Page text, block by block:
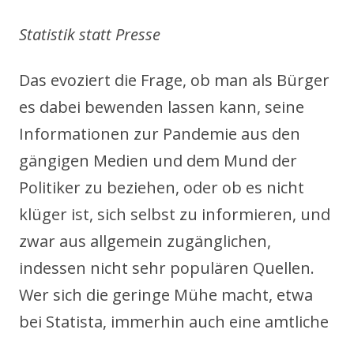
Statistik statt Presse
Das evoziert die Frage, ob man als Bürger
es dabei bewenden lassen kann, seine
Informationen zur Pandemie aus den
gängigen Medien und dem Mund der
Politiker zu beziehen, oder ob es nicht
klüger ist, sich selbst zu informieren, und
zwar aus allgemein zugänglichen,
indessen nicht sehr populären Quellen.
Wer sich die geringe Mühe macht, etwa
bei Statista, immerhin auch eine amtliche